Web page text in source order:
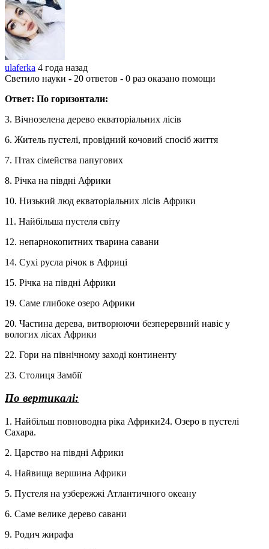
ulaferka 4 года назад
Светило науки - 20 ответов - 0 раз оказано помощи
Ответ: По горизонтали:
3. Вічнозелена дерево екваторіальних лісів
6. Житель пустелі, провідний кочовий спосіб життя
7. Птах сімейства папугових
8. Річка на півдні Африки
10. Низький люд екваторіальних лісів Африки
11. Найбільша пустеля світу
12. непарнокопитних тварина савани
14. Сухі русла річок в Африці
15. Річка на півдні Африки
19. Саме глибоке озеро Африки
20. Частина дерева, витворюючи безперервний навіс у
вологих лісах Африки
22. Гори на північному заході континенту
23. Столиця Замбії
По вертикалі:
1. Найбільш повноводна ріка Африки24. Озеро в пустелі
Сахара.
2. Царство на півдні Африки
4. Найвища вершина Африки
5. Пустеля на узбережжі Атлантичного океану
6. Саме велике дерево савани
9. Родич жирафа